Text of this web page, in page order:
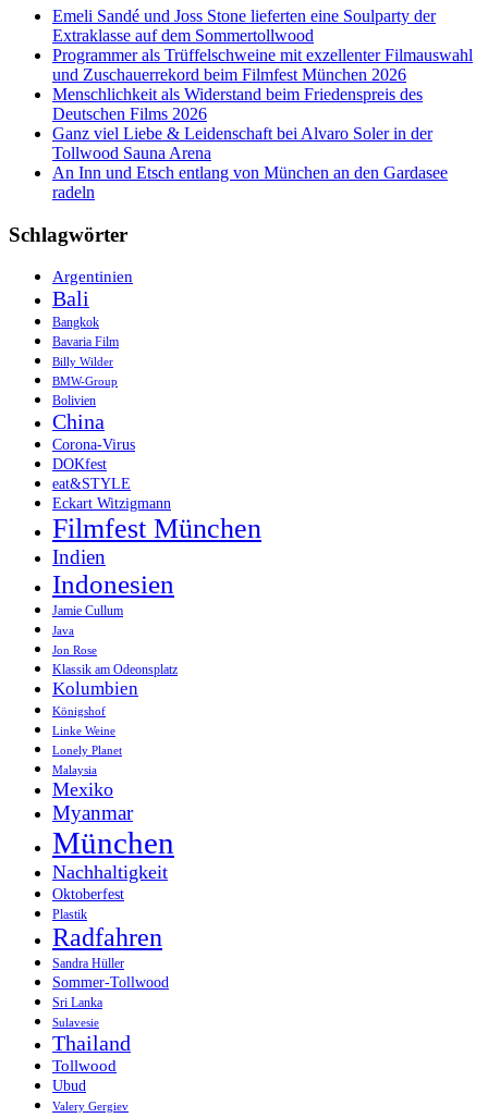
Sommer-
Filmfest
Münchens
Emeli Sandé und Joss Stone lieferten eine Soulparty der
Extraklasse auf dem Sommertollwood
Programmer als Trüffelschweine mit exzellenter Filmauswahl
und Zuschauerrekord beim Filmfest München 2026
Menschlichkeit als Widerstand beim Friedenspreis des
Deutschen Films 2026
Ganz viel Liebe & Leidenschaft bei Alvaro Soler in der
Tollwood Sauna Arena
An Inn und Etsch entlang von München an den Gardasee
radeln
Schlagwörter
Argentinien
Bali
Bangkok
Bavaria Film
Billy Wilder
BMW-Group
Bolivien
China
Corona-Virus
DOKfest
eat&STYLE
Eckart Witzigmann
Filmfest München
Indien
Indonesien
Jamie Cullum
Java
Jon Rose
Klassik am Odeonsplatz
Kolumbien
Königshof
Linke Weine
Lonely Planet
Malaysia
Mexiko
Myanmar
München
Nachhaltigkeit
Oktoberfest
Plastik
Radfahren
Sandra Hüller
Sommer-Tollwood
Sri Lanka
Sulavesie
Thailand
Tollwood
Ubud
Valery Gergiev